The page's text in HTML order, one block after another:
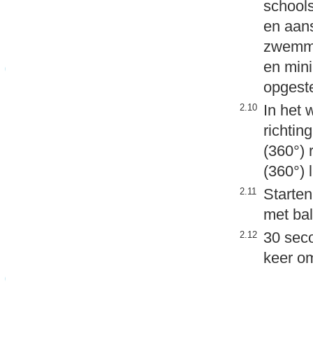
en
en
2.10
In het
(360°)
(360°)
2.11
met
2.12
30
keer